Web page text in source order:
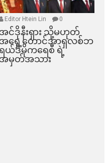
Editor Htein Lin 0
အင်ဒိုနီးရှား သို့မဟုတ်
အရှေ့တောင်အာရှလစ်ဘ
ရယ်ဒီမိုကရေစီ ရဲ့
အမှတ်အသား